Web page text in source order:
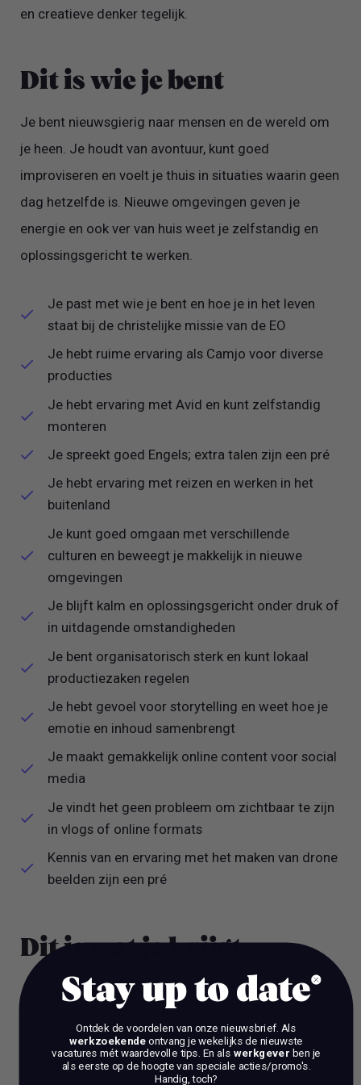
en creatieve denker tegelijk.
Dit is wie je bent
Je bent nieuwsgierig naar mensen en de wereld om
je heen. Je houdt van avontuur, kunt goed
improviseren en voelt je thuis in situaties waarin geen
dag hetzelfde is. Nieuwe omgevingen geven je
energie en ook ver van huis weet je zelfstandig en
oplossingsgericht te werken.
Je past met wie je bent en hoe je in het leven
staat bij de christelijke missie van de EO
Je hebt ruime ervaring als Camjo voor diverse
producties
Je hebt ervaring met Avid en kunt zelfstandig
monteren
Je spreekt goed Engels; extra talen zijn een pré
Je hebt ervaring met reizen en werken in het
buitenland
Je kunt goed omgaan met verschillende
culturen en beweegt je makkelijk in nieuwe
omgevingen
Je blijft kalm en oplossingsgericht onder druk of
in uitdagende omstandigheden
Je bent organisatorisch sterk en kunt lokaal
productiezaken regelen
Je hebt gevoel voor storytelling en weet hoe je
emotie en inhoud samenbrengt
Je maakt gemakkelijk online content voor social
media
Je vindt het geen probleem om zichtbaar te zijn
in vlogs of online formats
Kennis van en ervaring met het maken van drone
beelden zijn een pré
Dit is wat je krijgt
Een mooie werkplek in ons prachtige
monumentale pand
Een jaarcontract bij het grootste christelijke
mediabedrijf van Nederland
Stay up to date
Ontdek de voordelen van onze nieuwsbrief. Als
werkzoekendeontvang je wekelijks de nieuwste
vacatures mét waardevolle tips. En als werkgever ben je
als eerste op de hoogte van speciale acties/promo's.
Handig, toch?